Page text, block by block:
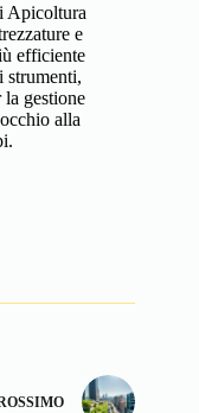
Apicoltura
e
efficiente
strumenti,
gestione
alla